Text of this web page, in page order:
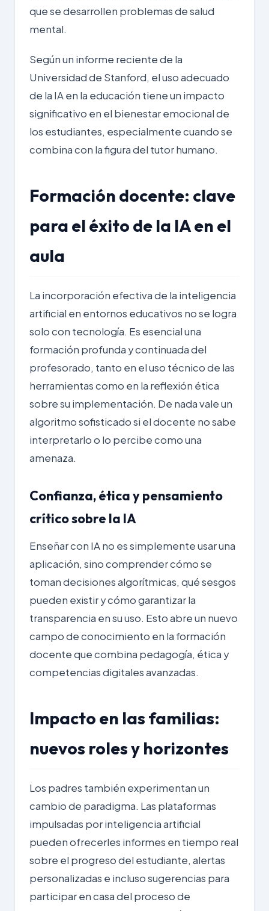
que se desarrollen problemas de salud
mental.
Según un informe reciente de la
Universidad de Stanford, el uso adecuado
de la IA en la educación tiene un impacto
significativo en el bienestar emocional de
los estudiantes, especialmente cuando se
combina con la figura del tutor humano.
Formación docente: clave
para el éxito de la IA en el
aula
La incorporación efectiva de la inteligencia
artificial en entornos educativos no se logra
solo con tecnología. Es esencial una
formación profunda y continuada del
profesorado, tanto en el uso técnico de las
herramientas como en la reflexión ética
sobre su implementación. De nada vale un
algoritmo sofisticado si el docente no sabe
interpretarlo o lo percibe como una
amenaza.
Confianza, ética y pensamiento
crítico sobre la IA
Enseñar con IA no es simplemente usar una
aplicación, sino comprender cómo se
toman decisiones algorítmicas, qué sesgos
pueden existir y cómo garantizar la
transparencia en su uso. Esto abre un nuevo
campo de conocimiento en la formación
docente que combina pedagogía, ética y
competencias digitales avanzadas.
Impacto en las familias:
nuevos roles y horizontes
Los padres también experimentan un
cambio de paradigma. Las plataformas
impulsadas por inteligencia artificial
pueden ofrecerles informes en tiempo real
sobre el progreso del estudiante, alertas
personalizadas e incluso sugerencias para
participar en casa del proceso de